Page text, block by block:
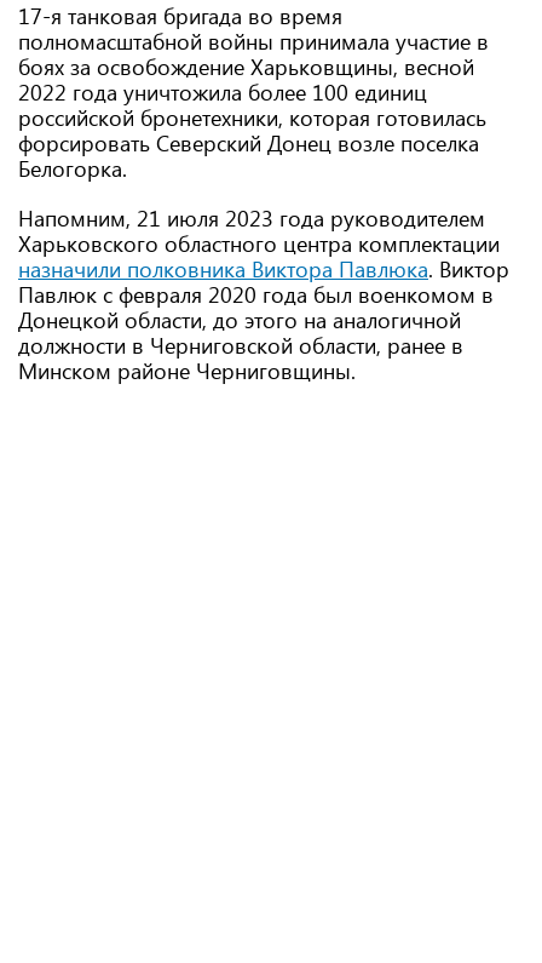
17-я танковая бригада во время
полномасштабной войны принимала участие в
боях за освобождение Харьковщины, весной
2022 года уничтожила более 100 единиц
российской бронетехники, которая готовилась
форсировать Северский Донец возле поселка
Белогорка.
Напомним, 21 июля 2023 года руководителем
Харьковского областного центра комплектации
назначили полковника Виктора Павлюка. Виктор
Павлюк с февраля 2020 года был военкомом в
Донецкой области, до этого на аналогичной
должности в Черниговской области, ранее в
Минском районе Черниговщины.